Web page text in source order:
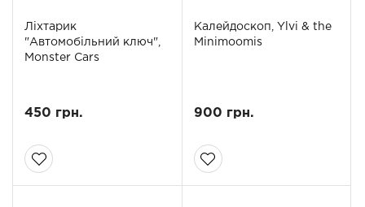
Ліхтарик
"Автомобільний ключ",
Monster Cars
450 грн.
Калейдоскоп, Ylvi & the
Minimoomis
900 грн.